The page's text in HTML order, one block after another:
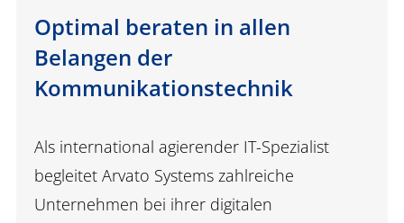
Optimal beraten in allen
Belangen der
Kommunikationstechnik
Als international agierender IT-Spezialist
begleitet Arvato Systems zahlreiche
Unternehmen bei ihrer digitalen